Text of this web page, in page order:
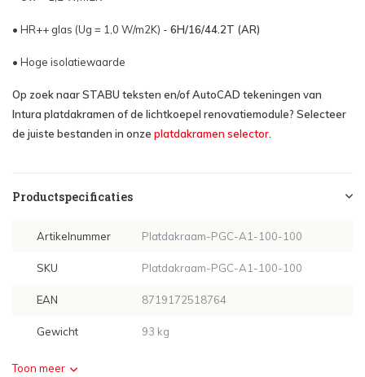
• HR++ glas (Ug = 1,0 W/m2K) - 6H/16/44.2T (AR)
• Hoge isolatiewaarde
Op zoek naar STABU teksten en/of AutoCAD tekeningen van
Intura platdakramen of de lichtkoepel renovatiemodule? Selecteer
de juiste bestanden in onze platdakramen selector
Productspecificaties
Artikelnummer Platdakraam-PGC-A1-100-100
SKU Platdakraam-PGC-A1-100-100
EAN 8719172518764
Gewicht 93 kg
Toon meer